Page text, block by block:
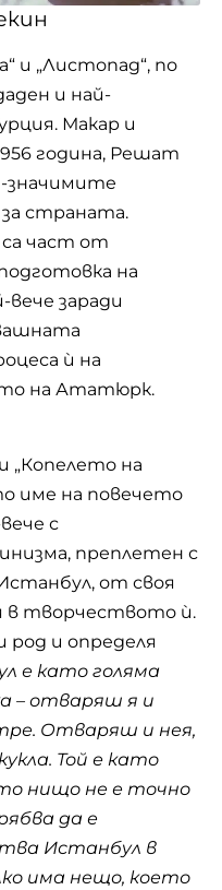
и „Листопад“, по
и най-
Макар и
година, Решат
значимите
страната.
част от
на
заради
ѝ на
на Ататюрк.
„Копелето на
име на повечето
с
преплетен с
от своя
в творчеството ѝ.
род и определя
е като голяма
– отваряш я и
Отваряш и нея,
Той е като
нищо не е точно
да е
Истанбул в
има нещо, което